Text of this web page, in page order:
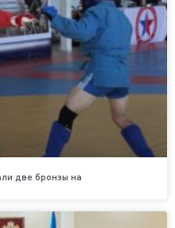
две бронзы на